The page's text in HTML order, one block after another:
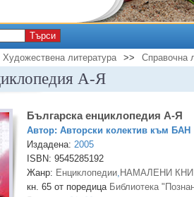
Търси
Художествена литература >> Справочна
А-Я
Българска енциклопедия А-Я
Автор: Авторски колектив към БАН
Издадена: 2005
ISBN: 9545285192
Жанр: Енциклопедии, НАМАЛЕНИ
кн. 65 от поредица Библиотека